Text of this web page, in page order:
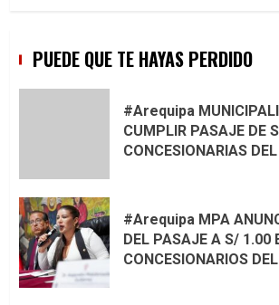
PUEDE QUE TE HAYAS PERDIDO
#Arequipa
CUMPLIR PASAJE DE
CONCESIONARIAS
#Arequipa MPA
DEL PASAJE A S/ 1.00
CONCESIONARIOS